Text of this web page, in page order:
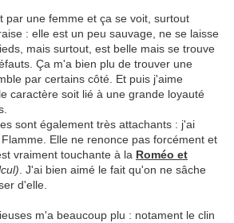
par une femme et ça se voit, surtout
: elle est un peu sauvage, ne se laisse
mais surtout, est belle mais se trouve
Ça m'a bien plu de trouver une
par certains côté. Et puis j'aime
caractère soit lié à une grande loyauté
sont également très attachants : j'ai
Elle ne renonce pas forcément et
vraiment touchante à la Roméo et
. J'ai bien aimé le fait qu'on ne sâche
d'elle.
m'a beaucoup plu : notament le clin